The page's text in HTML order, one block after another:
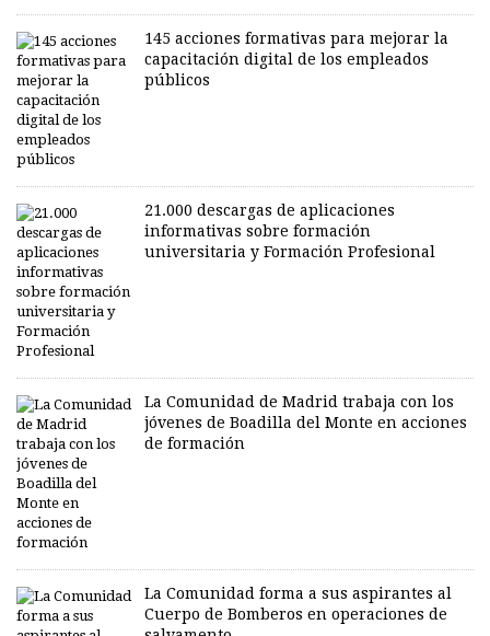
145 acciones formativas para mejorar la
capacitación digital de los empleados
públicos
21.000 descargas de aplicaciones
informativas sobre formación
universitaria y Formación Profesional
La Comunidad de Madrid trabaja con los
jóvenes de Boadilla del Monte en acciones
de formación
La Comunidad forma a sus aspirantes al
Cuerpo de Bomberos en operaciones de